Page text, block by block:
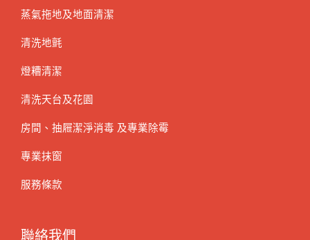
蒸氣拖地及地面清潔
清洗地氈
燈糟清潔
清洗天台及花園
房間、抽屜潔淨消毒 及專業除霉
專業抹窗
服務條款
聯絡我們